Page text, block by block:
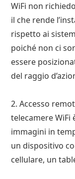
WiFi non
il che rende
rispetto ai
poiché non ci
essere
del raggio
2. Accesso
telecamere WiFi
immagini in
un dispositivo
cellulare, un